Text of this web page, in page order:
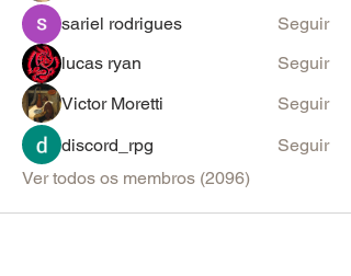
sariel rodrigues
Seguir
lucas ryan
Seguir
Victor Moretti
Seguir
discord_rpg
Seguir
Ver todos os membros (2096)